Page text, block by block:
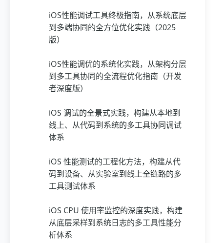
iOS性能调试工具终极指南，从系统底层
到多端协同的全方位优化实践（2025
版）
iOS性能调优的系统化实践，从架构分层
到多工具协同的全流程优化指南（开发
者深度版）
iOS 调试的全景式实践，构建从本地到
线上、从代码到系统的多工具协同调试
体系
iOS 性能测试的工程化方法，构建从代
码到设备、从实验室到线上全链路的多
工具测试体系
iOS CPU 使用率监控的深度实践，构建
从底层采样到系统日志的多工具性能分
析体系